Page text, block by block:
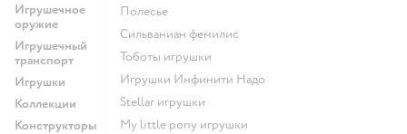
Игрушечное
оружие
Игрушечный
транспорт
Игрушки
Коллекции
Конструкторы
Полесье
Сильваниан фемилис
Тоботы игрушки
Игрушки Инфинити Надо
Stellar игрушки
my little pony игрушки